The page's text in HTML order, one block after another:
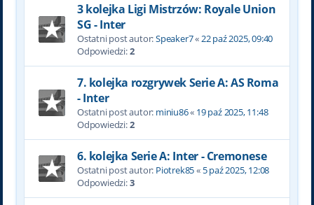
3 kolejka Ligi Mistrzów: Royale Union
SG - Inter
Ostatni post autor:Speaker7«22 paź 2025, 09:40
Odpowiedzi:2
7. kolejka rozgrywek Serie A: AS Roma
- Inter
Ostatni post autor: miniu86« 19 paź 2025, 11:48
Odpowiedzi:2
6. kolejka Serie A: Inter - Cremonese
Ostatni post autor: Piotrek85« 5 paź 2025, 12:08
Odpowiedzi:3